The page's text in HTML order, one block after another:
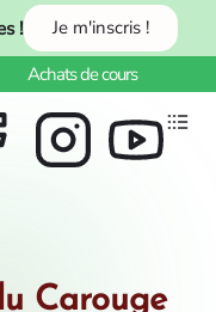
!
Je m'inscris !
Achats de cours
Carouge